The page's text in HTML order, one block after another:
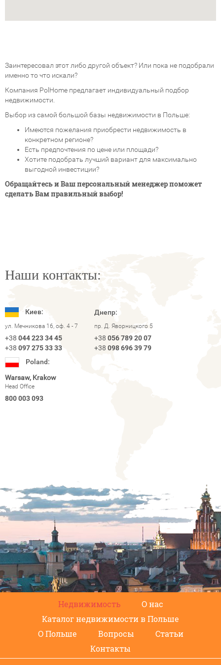
Заинтересовал этот либо другой объект? Или пока не подобрали
именно то что искали?
Компания PolHome предлагает индивидуальный подбор
недвижимости.
Выбор из самой большой базы недвижимости в Польше:
Имеются пожелания приобрести недвижимость в
конкретном регионе?
Есть предпочтения по цене или площади?
Хотите подобрать лучший вариант для максимально
выгодной инвестиции?
Обращайтесь и Ваш персональный менеджер поможет
сделать Вам правильный выбор!
Наши контакты:
Киев:
ул. Мечникова 16, оф. 4 - 7
+38 044 223 34 45
+38 097 275 33 33
Днепр:
пр. Д. Яворницкого 5
+38 056 789 20 07
+38 098 696 39 79
Poland:
Warsaw, Krakow
Head Office
800 003 093
Недвижимость
О нас
Каталог недвижимости в Польше
О Польше
Вопросы
Статьи
Контакты